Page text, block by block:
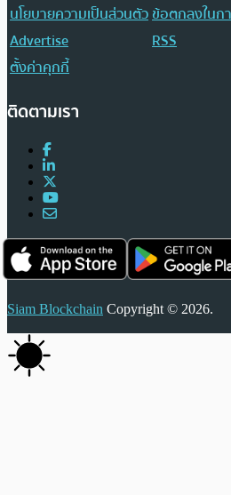
นโยบายความเป็นส่วนตัวข้อตกลงในก
Advertise
RSS
ตั้งค่าคุกกี้
ติดตามเรา
Siam Blockchain Copyright © 2026.